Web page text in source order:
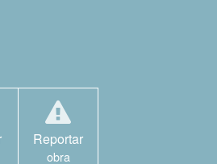
Reportar
obra